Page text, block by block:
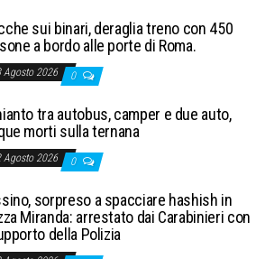
sui binari, deraglia treno con 450
a bordo alle porte di Roma.
Agosto 2026 0
tra autobus, camper e due auto,
morti sulla ternana
Agosto 2026 0
sorpreso a spacciare hashish in
Miranda: arrestato dai Carabinieri con
della Polizia